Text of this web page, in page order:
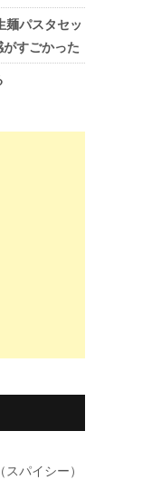
パスタセッ
がすごかった
パイシー）